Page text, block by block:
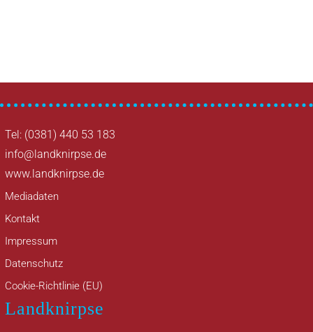
Tel: (0381) 440 53 183
info@landknirpse.de
www.landknirpse.de
Mediadaten
Kontakt
Impressum
Datenschutz
Cookie-Richtlinie (EU)
Landknirpse